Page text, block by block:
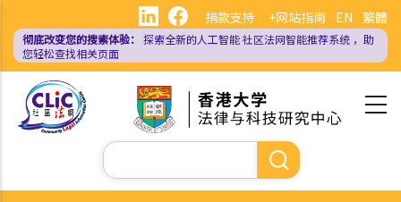
主
EN 繁體
捐款支持 +网站指南
彻底改变您的搜索体验： 探索全新的人工智能社区法网智能推荐系统 ，助
您轻松查找相关页面
搜
索